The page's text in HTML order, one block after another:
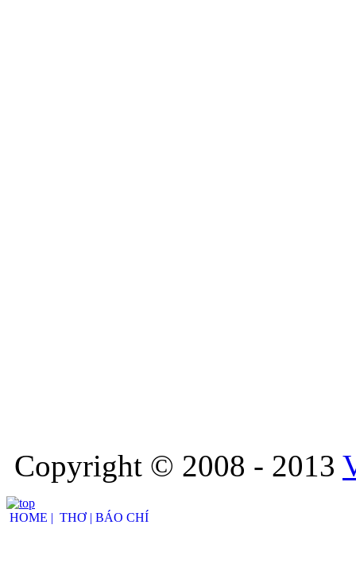
Copyright © 2008 - 2013
HOME | THƠ | BÁO CHÍ